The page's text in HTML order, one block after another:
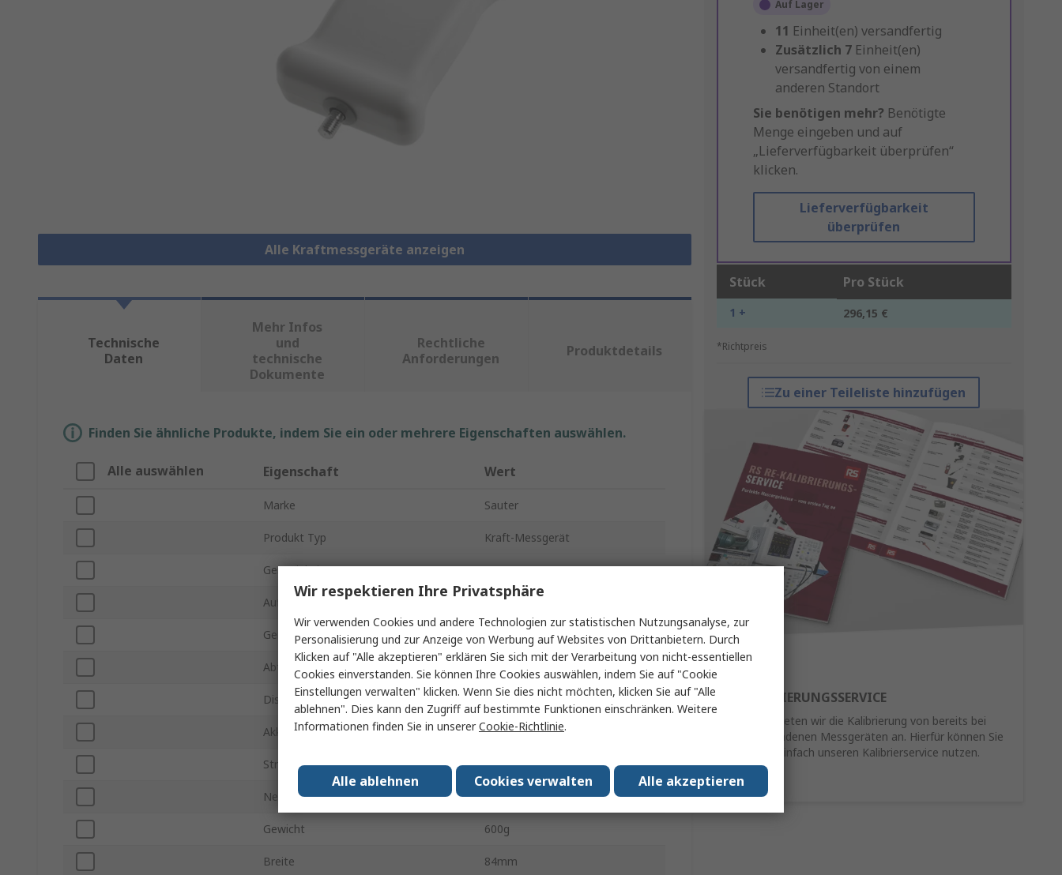
Alle Kraftmessgeräte anzeigen
Auf Lager
11 Einheit(en) versandfertig
Zusätzlich 7 Einheit(en)
versandfertig von einem
anderen Standort
Sie benötigen mehr? Benötigte
Menge eingeben und auf
„Lieferverfügbarkeit überprüfen“
klicken.
Lieferverfügbarkeit
überprüfen
Stück Pro Stück
1 + 296,15 €
*Richtpreis
Zu einer Teileliste hinzufügen
RE-KALIBRIERUNGSSERVICE
Als Service bieten wir die Kalibrierung von bereits bei
Ihnen vorhandenen Messgeräten an. Hierfür können Sie
schnell und einfach unseren Kalibrierservice nutzen.
Mehr Infos
Technische
Daten
Mehr Infos
und
technische
Dokumente
Rechtliche
Anforderungen
Produktdetails
Finden Sie ähnliche Produkte, indem Sie ein oder mehrere Eigenschaften auswählen.
Alle auswählen Eigenschaft Wert
Marke Sauter
Produkt Typ Kraft-Messgerät
Genauigkeit ±0.5 %
Auflösung 0.01 N
Gemessene Zeiteinheiten kg, lb, N, oz
Abtastrate 1000Hz
Displaytyp LCD
Akku Typ AA
Stromversorgung Batterie
Netzstecker Typ EU, Typ A, 3-polig (Global)
Gewicht 600g
Breite 84mm
Wir respektieren Ihre Privatsphäre
Wir verwenden Cookies und andere Technologien zur statistischen Nutzungsanalyse, zur
Personalisierung und zur Anzeige von Werbung auf Websites von Drittanbietern. Durch
Klicken auf "Alle akzeptieren" erklären Sie sich mit der Verarbeitung von nicht-essentiellen
Cookies einverstanden. Sie können Ihre Cookies auswählen, indem Sie auf "Cookie
Einstellungen verwalten" klicken. Wenn Sie dies nicht möchten, klicken Sie auf "Alle
ablehnen". Dies kann den Zugriff auf bestimmte Funktionen einschränken. Weitere
Informationen finden Sie in unsererCookie-Richtlinie.
Alle akzeptieren
Cookies verwalten
Alle ablehnen